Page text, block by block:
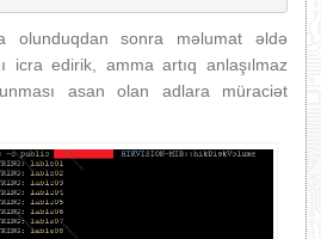
olunduqdan sonra məlumat əldə
icra edirik, amma artıq anlaşılmaz
asan olan adlara müraciət